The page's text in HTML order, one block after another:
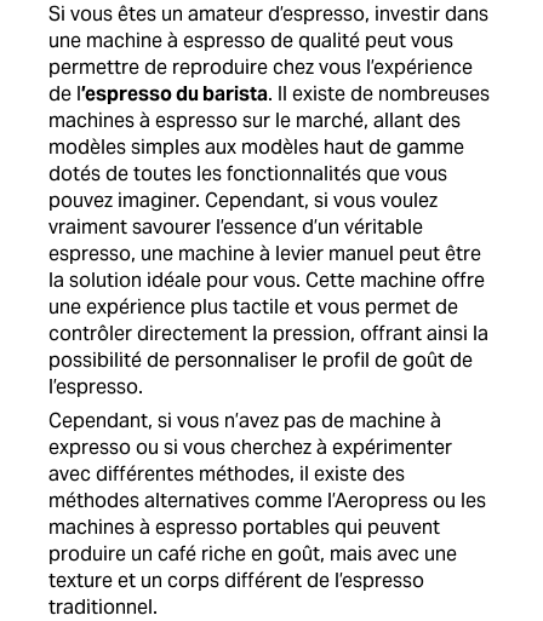
Si vous êtes un amateur d’espresso, investir dans
une machine à espresso de qualité peut vous
permettre de reproduire chez vous l’expérience
de l’espresso du barista. Il existe de nombreuses
machines à espresso sur le marché, allant des
modèles simples aux modèles haut de gamme
dotés de toutes les fonctionnalités que vous
pouvez imaginer. Cependant, si vous voulez
vraiment savourer l’essence d’un véritable
espresso, une machine à levier manuel peut être
la solution idéale pour vous. Cette machine offre
une expérience plus tactile et vous permet de
contrôler directement la pression, offrant ainsi la
possibilité de personnaliser le profil de goût de
l’espresso.
Cependant, si vous n’avez pas de machine à
expresso ou si vous cherchez à expérimenter
avec différentes méthodes, il existe des
méthodes alternatives comme l’Aeropress ou les
machines à espresso portables qui peuvent
produire un café riche en goût, mais avec une
texture et un corps différent de l’espresso
traditionnel.